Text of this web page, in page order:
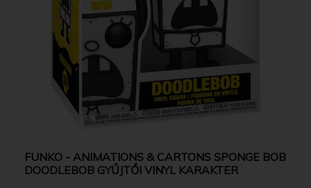
FUNKO - ANIMATIONS & CARTONS SPONGE BOB
DOODLEBOB GYŰJTŐI VINYL KARAKTER